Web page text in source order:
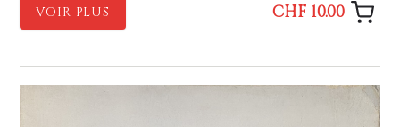
VOIR PLUS CHF 10.00